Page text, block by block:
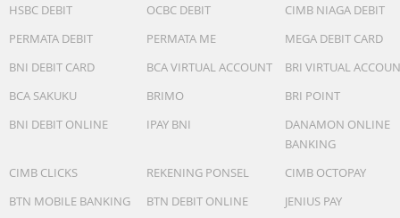
HSBC DEBIT
OCBC DEBIT
CIMB NIAGA DEBIT
PERMATA DEBIT
PERMATA ME
MEGA DEBIT CARD
BNI DEBIT CARD
BCA VIRTUAL ACCOUNT
BRI VIRTUAL
BCA SAKUKU
BRIMO
BRI POINT
BNI DEBIT ONLINE
IPAY BNI
DANAMON ONLINE
BANKING
CIMB CLICKS
REKENING PONSEL
CIMB OCTOPAY
BTN MOBILE BANKING
BTN DEBIT ONLINE
JENIUS PAY